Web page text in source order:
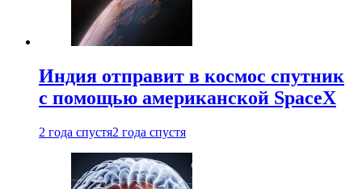
Индия отправит в космос спутник
с помощью американской SpaceX
2 года спустя2 года спустя